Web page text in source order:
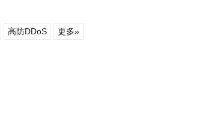
高防DDoS 更多»